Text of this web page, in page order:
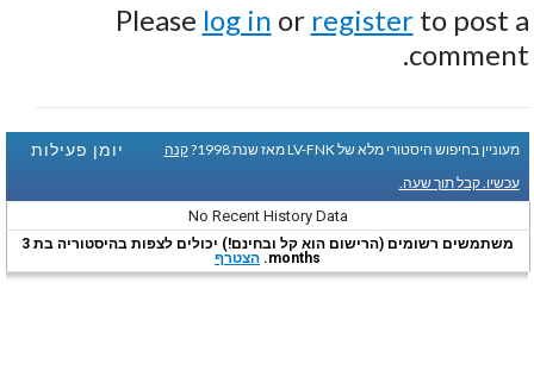
Please log in or registerto post a
comment.
יומן פעילות מעוניין בחיפוש היסטורי מלא של LV-FNK מאז שנת 1998?
קנה
עכשיו. קבל תוך שעה.
No Recent History Data
משתמשים רשומים (הרישום הוא קל ובחינם!) יכולים לצפות בהיסטוריה בת 3
months. הצטרף